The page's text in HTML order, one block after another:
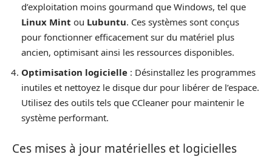
d’exploitation moins gourmand que Windows, tel que
Linux Mint ou Lubuntu. Ces systèmes sont conçus
pour fonctionner efficacement sur du matériel plus
ancien, optimisant ainsi les ressources disponibles.
Optimisation logicielle : Désinstallez les programmes
inutiles et nettoyez le disque dur pour libérer de l’espace.
Utilisez des outils tels que CCleaner pour maintenir le
système performant.
Ces mises à jour matérielles et logicielles